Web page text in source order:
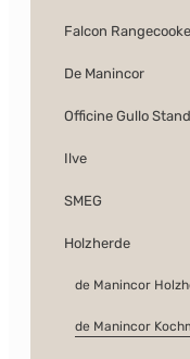
Falcon
De Manincor
Officine Gullo
Ilve
SMEG
Holzherde
de Manincor
de Manincor